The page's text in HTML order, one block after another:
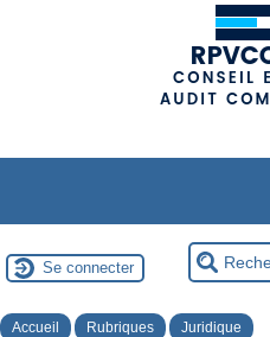
Se connecter
Accueil Rubriques Juridique